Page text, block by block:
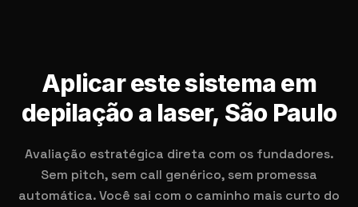
Aplicar este sistema em
depilação a laser, São Paulo
Avaliação estratégica direta com os fundadores.
Sem pitch, sem call genérico, sem promessa
automática. Você sai com o caminho mais curto do